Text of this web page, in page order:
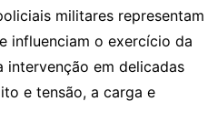
militares representam
influenciam o exercício da
em delicadas
e tensão, a carga e